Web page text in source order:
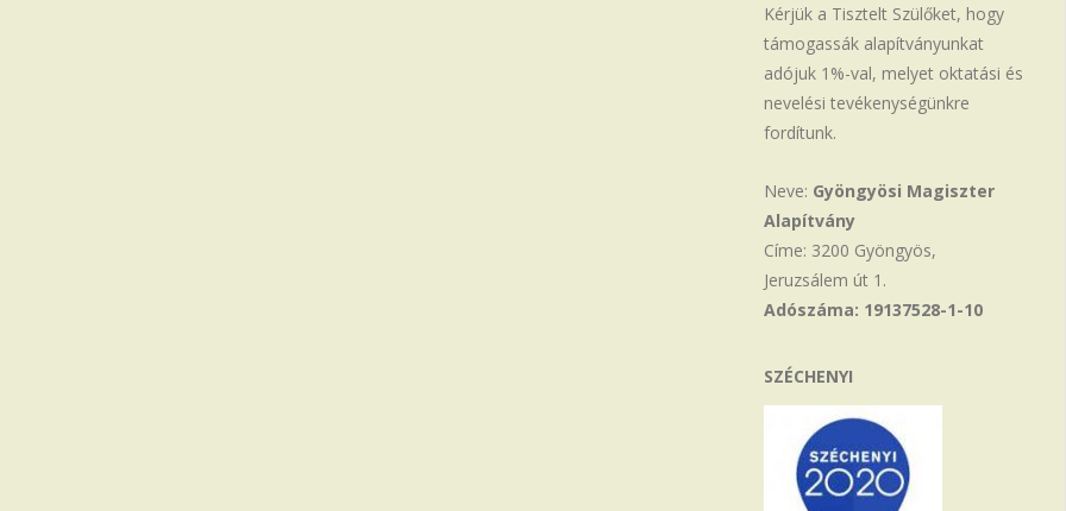
Kérjük a Tisztelt Szülőket, hogy
támogassák alapítványunkat
adójuk 1%-val, melyet oktatási és
nevelési tevékenységünkre
fordítunk.
Neve: Gyöngyösi Magiszter
Alapítvány
Címe: 3200 Gyöngyös,
Jeruzsálem út 1.
Adószáma: 19137528-1-10
SZÉCHENYI